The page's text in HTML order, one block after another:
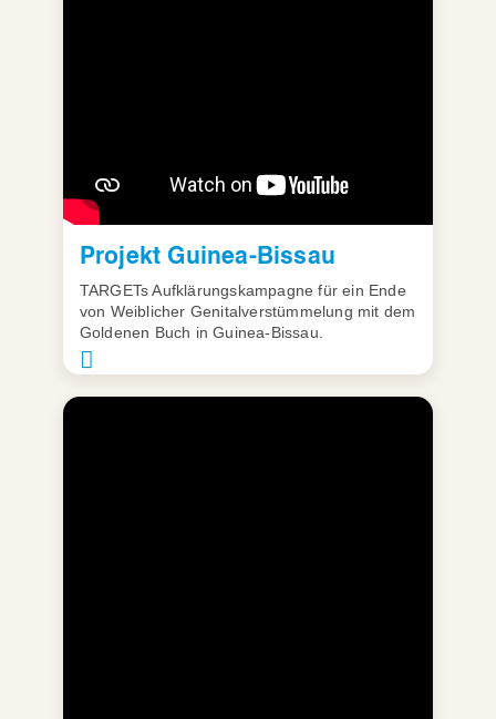
Projekt Guinea-Bissau
TARGETs Aufklärungskampagne für ein Ende
von Weiblicher Genitalverstümmelung mit dem
Goldenen Buch in Guinea-Bissau.